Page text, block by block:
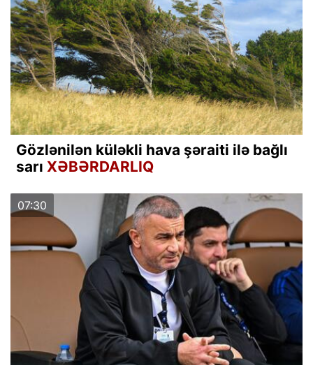
Gözlənilən küləkli hava şəraiti ilə bağlı
sarı XƏBƏRDARLIQ
07:30